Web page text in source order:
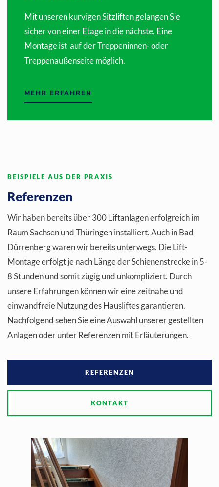
Mit unseren kurvigen Sitzliften gelangen Sie
sicher von einer Etage in die nächste. Eine
Montage ist auf der Treppeninnen- oder
Treppenaußenseite möglich.
MEHR ERFAHREN
BEISPIELE AUS DER PRAXIS
Referenzen
Wir haben bereits über 300 Liftanlagen erfolgreich im
Raum Sachsen und Thüringen installiert. Auch in Bad
Dürrenberg waren wir bereits unterwegs. Die Lift-
Montage erfolgt je nach Länge der Schienenstrecke in 5-
8 Stunden und somit zügig und unkompliziert. Durch
unsere Erfahrungen können wir eine zeitnahe und
einwandfreie Nutzung des Hausliftes garantieren.
Nachfolgend sehen Sie eine Auswahl unserer gestellten
Anlagen oder unter Referenzen mit Erläuterungen.
REFERENZEN
KONTAKT